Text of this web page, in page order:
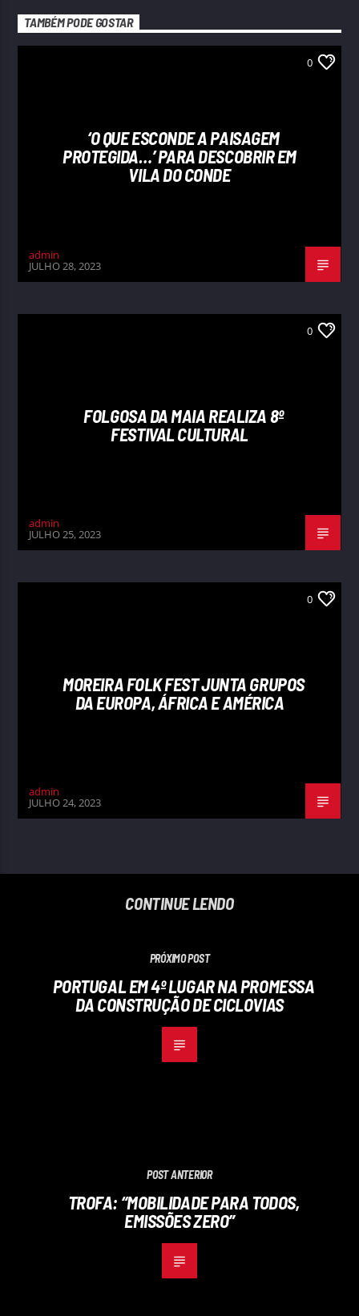
TAMBÉM PODE GOSTAR
0
‘O QUE ESCONDE A PAISAGEM
PROTEGIDA…’ PARA DESCOBRIR EM
VILA DO CONDE
admin
JULHO 28, 2023
0
FOLGOSA DA MAIA REALIZA 8º
FESTIVAL CULTURAL
admin
JULHO 25, 2023
0
MOREIRA FOLK FEST JUNTA GRUPOS
DA EUROPA, ÁFRICA E AMÉRICA
admin
JULHO 24, 2023
CONTINUE LENDO
PRÓXIMO POST
PORTUGAL EM 4º LUGAR NA PROMESSA
DA CONSTRUÇÃO DE CICLOVIAS
POST ANTERIOR
TROFA: “MOBILIDADE PARA TODOS,
EMISSÕES ZERO”